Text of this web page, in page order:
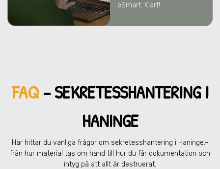
eSmart. Klart!
FAQ– SEKRETESSHANTERING I
HANINGE
Här hittar du vanliga frågor om sekretesshantering i Haninge.–
från hur material tas om hand till hur du får dokumentation och
intyg på att allt är destruerat.